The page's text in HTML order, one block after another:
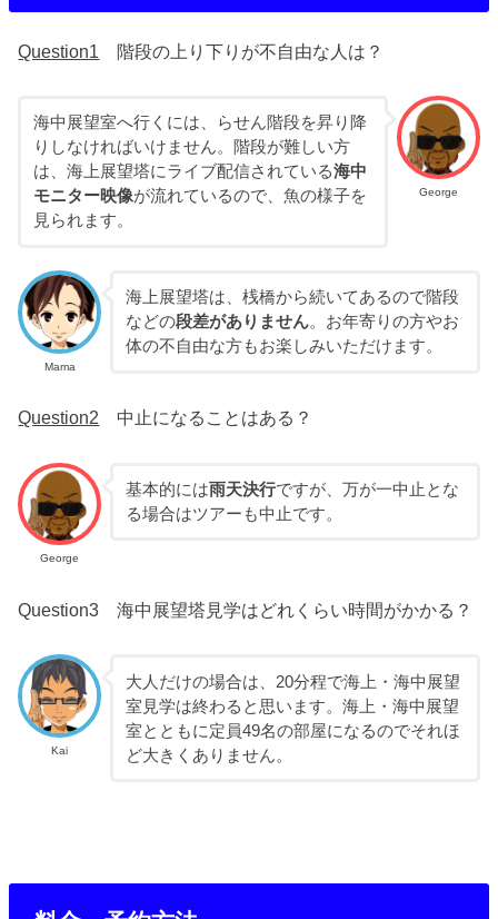
Question1 階段の上り下りが不自由な人は？
George
海中展望室へ行くには、らせん階段を昇り降
りしなければいけません。階段が難しい方
は、海上展望塔にライブ配信されている海中
モニター映像が流れているので、魚の様子を
見られます。
Mama
海上展望塔は、桟橋から続いてあるので階段
などの段差がありません。お年寄りの方やお
体の不自由な方もお楽しみいただけます。
Question2 中止になることはある？
George
基本的には雨天決行ですが、万が一中止とな
る場合はツアーも中止です。
Question3 海中展望塔見学はどれくらい時間がかかる？
Kai
大人だけの場合は、20分程で海上・海中展望
室見学は終わると思います。海上・海中展望
室とともに定員49名の部屋になるのでそれほ
ど大きくありません。